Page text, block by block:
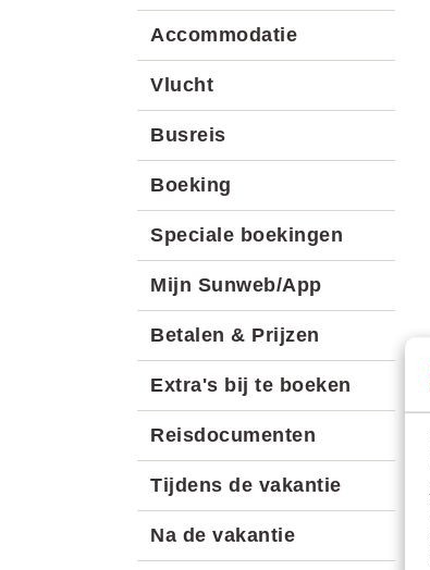
Accommodatie
Vlucht
Busreis
Boeking
Speciale boekingen
Mijn Sunweb/App
Betalen & Prijzen
Extra's bij te boeken
Reisdocumenten
Tijdens de vakantie
Na de vakantie